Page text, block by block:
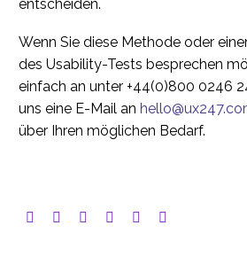
entscheiden.
Wenn Sie diese Methode oder
des Usability-Tests besprechen
einfach an unter +44(0)800 0246
uns eine E-Mail an
über Ihren möglichen Bedarf.